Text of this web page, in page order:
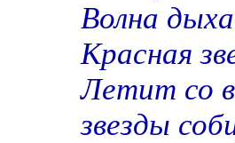
Волна
Красная
Летит со
звезды